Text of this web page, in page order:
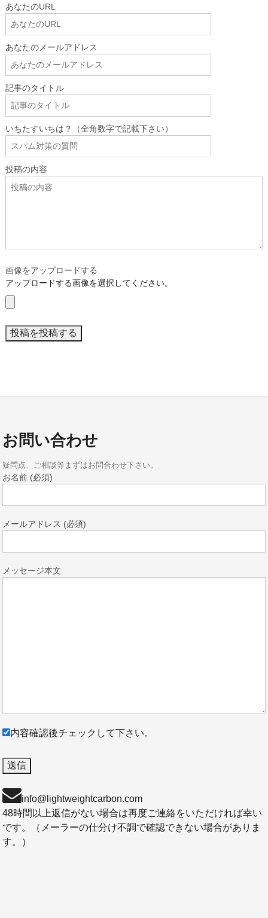
あなたのURL
あなたのメールアドレス
記事のタイトル
いちたすいちは？（全角数字で記載下さい）
投稿の内容
画像をアップロードする
アップロードする画像を選択してください。
お問い合わせ
疑問点、ご相談等まずはお問合わせ下さい。
お名前 (必須)
メールアドレス (必須)
メッセージ本文
内容確認後チェックして下さい。
info@lightweightcarbon.com
48時間以上返信がない場合は再度ご連絡をいただければ幸い
です。（メーラーの仕分け不調で確認できない場合がありま
す。）